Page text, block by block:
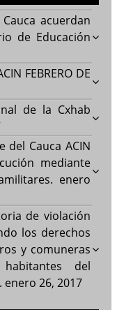
acuerdan
de Educación
FEBRERO DE
de la Cxhab
Cauca ACIN
mediante
enero
de violación
los derechos
y comuneras
del
enero 26, 2017